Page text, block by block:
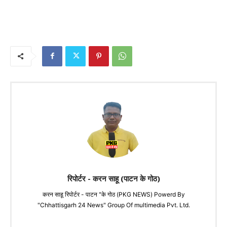
रिपोर्टर - करन साहू (पाटन के गोठ)
करन साहू रिपोर्टर - पाटन "के गोठ (PKG NEWS) Powerd By
"Chhattisgarh 24 News" Group Of multimedia Pvt. Ltd.